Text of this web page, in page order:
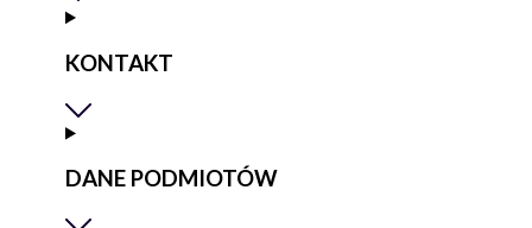
KONTAKT
DANE PODMIOTÓW